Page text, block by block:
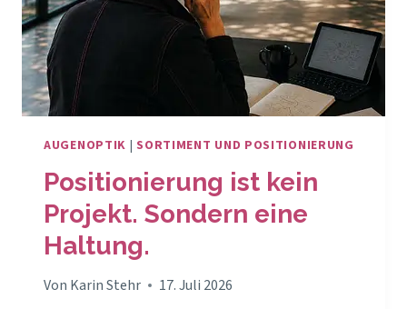
AUGENOPTIK |SORTIMENT UND POSITIONIERUNG
Positionierung ist kein
Projekt. Sondern eine
Haltung.
Von Karin Stehr 17. Juli 2026